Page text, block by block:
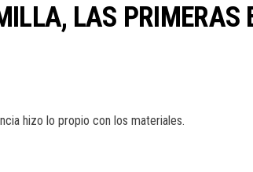
LAS PRIMERAS
hizo lo propio con los materiales.